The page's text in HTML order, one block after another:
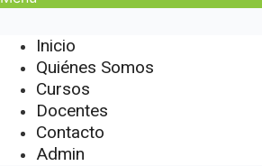
Inicio
Quiénes Somos
Cursos
Docentes
Contacto
Admin